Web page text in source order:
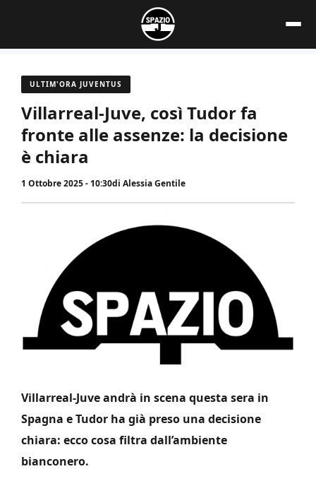
contenuto
ULTIM'ORA JUVENTUS
Villarreal-Juve, così Tudor fa
fronte alle assenze: la decisione
è chiara
1 Ottobre 2025 - 10:30di Alessia Gentile
Villarreal-Juve andrà in scena questa sera in
Spagna e Tudor ha già preso una decisione
chiara: ecco cosa filtra dall’ambiente
bianconero.